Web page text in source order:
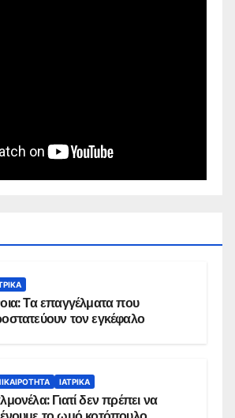
Τα επαγγέλματα που
τον εγκέφαλο
ΙΑΤΡΙΚΆ
Γιατί δεν πρέπει να